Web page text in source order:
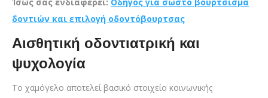
Ίσως σας ενδιαφέρει: Οδηγός για σωστό βούρτσισμα
δοντιών και επιλογή οδοντόβουρτσας
Αισθητική οδοντιατρική και
ψυχολογία
Το χαμόγελο αποτελεί βασικό στοιχείο κοινωνικής